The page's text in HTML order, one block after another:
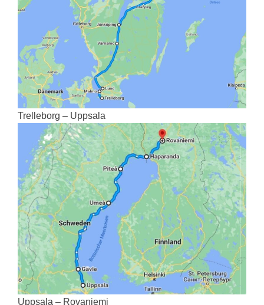
Trelleborg – Uppsala
Uppsala – Rovaniemi